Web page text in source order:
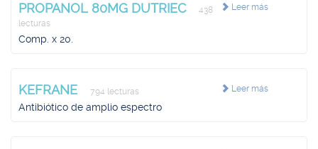
Leer más
PROPANOL 80MG DUTRIEC
438
lecturas
Comp. x 20.
Leer más
KEFRANE 794 lecturas
Antibiótico de amplio espectro